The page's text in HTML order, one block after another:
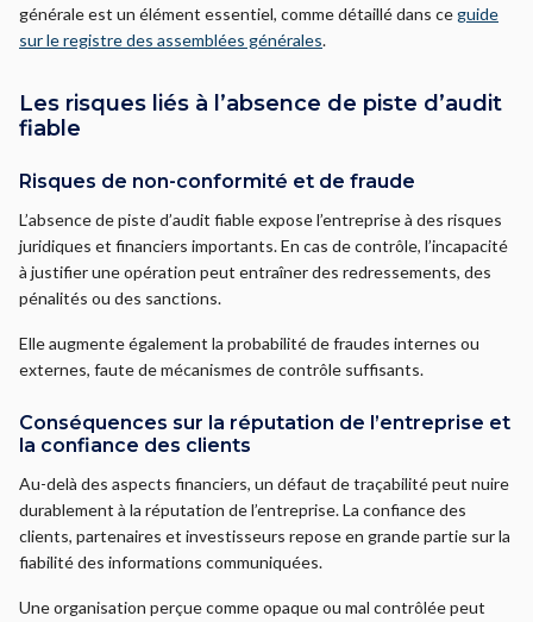
générale est un élément essentiel, comme détaillé dans ceguide
sur le registre des assemblées générales.
Les risques liés à l’absence de piste d’audit
fiable
Risques de non-conformité et de fraude
L’absence de piste d’audit fiable expose l’entreprise à des risques
juridiques et financiers importants. En cas de contrôle, l’incapacité
à justifier une opération peut entraîner des redressements, des
pénalités ou des sanctions.
Elle augmente également la probabilité de fraudes internes ou
externes, faute de mécanismes de contrôle suffisants.
Conséquences sur la réputation de l’entreprise et
la confiance des clients
Au-delà des aspects financiers, un défaut de traçabilité peut nuire
durablement à la réputation de l’entreprise. La confiance des
clients, partenaires et investisseurs repose en grande partie sur la
fiabilité des informations communiquées.
Une organisation perçue comme opaque ou mal contrôlée peut